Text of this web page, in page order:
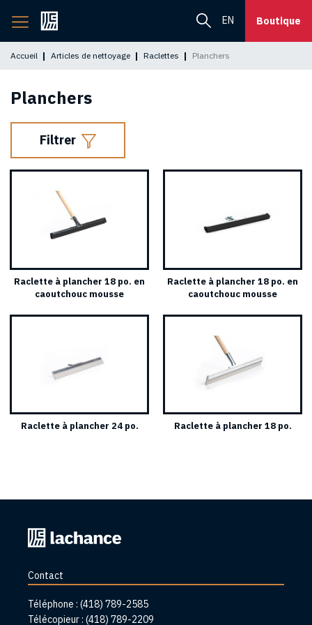
Retourner
à
EN Boutique
Accueil Articles de nettoyage Raclettes Planchers
Planchers
Filtrer
Raclette à plancher 18 po. en
caoutchouc mousse
Raclette à plancher 18 po. en
caoutchouc mousse
Raclette à plancher 24 po. Raclette à plancher 18 po.
Retourner
à
Contact
Téléphone : (418) 789-2585
Télécopieur : (418) 789-2209